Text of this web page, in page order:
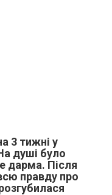
3 тижні у
дyші було
даpма. Після
правду про